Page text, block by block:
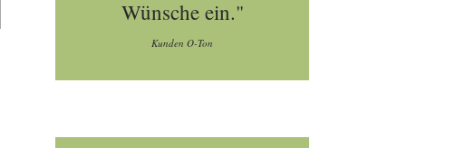
Wünsche ein."
Kunden O-Ton